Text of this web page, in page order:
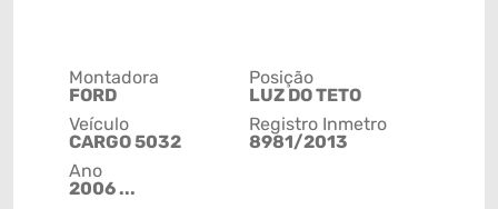
Montadora
FORD
Veículo
CARGO 5032
Ano
2006 ...
Posição
LUZ DO TETO
Registro Inmetro
8981/2013